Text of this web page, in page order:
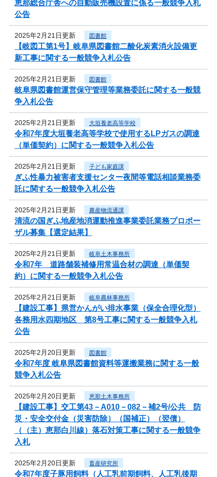
恵那総合庁舎への自動販売機設置に係る一般競争入札
公告
2025年2月21日更新 図書館
【岐図工第1号】岐阜県図書館二酸化炭素消火設備更
新工事に関する一般競争入札公告
2025年2月21日更新 図書館
岐阜県図書館運営保守管理等業務委託に関する一般競
争入札公告
2025年2月21日更新 大垣養老高等学校
令和7年度大垣養老高等学校で使用するLPガスの調達
（単価契約）に関する一般競争入札公告
2025年2月21日更新 子ども家庭課
ぎふ性暴力被害者支援センター夜間等電話相談業務委
託に関する一般競争入札公告
2025年2月21日更新 農産物流通課
清流の国ぎふ地産地消運動推進事業委託業務プロポー
ザル募集【選定結果】
2025年2月21日更新 岐阜土木事務所
令和7年 道路舗装補修用常温合材の調達（単価契
約）に関する一般競争入札公告
2025年2月21日更新 岐阜農林事務所
【建設工事】県営かんがい排水事業（保全合理化型）
各務用水四期地区 第8号工事に関する一般競争入札
公告
2025年2月20日更新 図書館
令和7年度 岐阜県図書館資料等運搬業務に関する一般
競争入札公告
2025年2月20日更新 恵那土木事務所
【建設工事】交工第43－A010－082－補2号/公共 防
災・安全交付金（災害防除）（国補正）（翌債）
（（主）恵那白川線）落石対策工事に関する一般競争
入札
2025年2月20日更新 畜産研究所
令和7年度子豚用飼料（人工乳前期飼料、人工乳後期